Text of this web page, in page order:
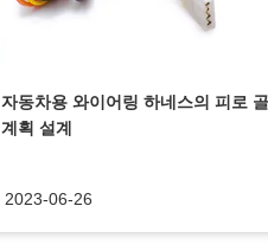
자동차용 와이어링 하네스의 피로
계획 설계
2023-06-26